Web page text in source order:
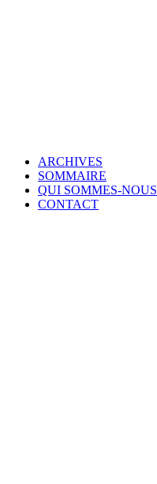
ARCHIVES
SOMMAIRE
QUI SOMMES-NOUS
CONTACT